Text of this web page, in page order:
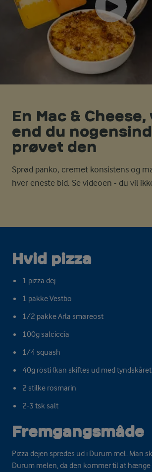
En Mac &
end du
prøvet den
Sprød panko, cremet konsistens og
hver eneste bid. Se videoen - du vil
Hvid pizza
1 pizza dej
1 pakke Vestbo
1/2 pakke Arla smøreost
100g salciccia
1/4 squash
40g rösti (kan skiftes ud med
2 stilke rosmarin
2-3 tsk salt
Fremgangsmåde
Pizza dejen spredes ud i Durum mel. Man
Durum melen, da den kommer til at hænge